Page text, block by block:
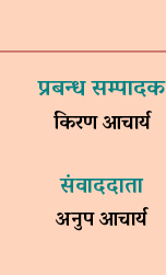
प्रबन्ध सम्पादक
किरण आचार्य
संवाददाता
अनुप आचार्य